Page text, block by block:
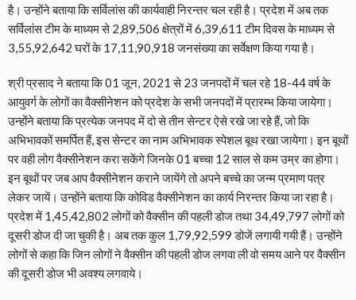
है। उन्होंने बताया कि सर्विलांस की कार्यवाही निरन्तर चल रही है। प्रदेश में अब तक
सर्विलांस टीम के माध्यम से 2,89,506 क्षेत्रों में 6,39,611 टीम दिवस के माध्यम से
3,55,92,642 घरों के 17,11,90,918 जनसंख्या का सर्वेक्षण किया गया है।
श्री प्रसाद ने बताया कि 01 जून, 2021 से 23 जनपदों में चल रहे 18-44 वर्ष के
आयुवर्ग के लोगों का वैक्सीनेशन को प्रदेश के सभी जनपदों में प्रारम्भ किया जायेगा।
उन्होंने बताया कि प्रत्येक जनपद में दो से तीन सेन्टर ऐसे रखे जा रहे हैं, जो कि
अभिभावकों समर्पित हैं, इस सेन्टर का नाम अभिभावक स्पेशल बूथ रखा जायेगा। इन बूथों
पर वही लोग वैक्सीनेशन करा सकेंगे जिनके 01 बच्चा 12 साल से कम उम्र का होगा।
इन बूथों पर जब आप वैक्सीनेशन कराने जायेंगे तो अपने बच्चे का जन्म प्रमाण पत्र
लेकर जायें। उन्होंने बताया कि कोविड वैक्सीनेशन का कार्य निरन्तर किया जा रहा है।
प्रदेश में 1,45,42,802 लोगों को वैक्सीन की पहली डोज तथा 34,49,797 लोगों को
दूसरी डोज दी जा चुकी है। अब तक कुल 1,79,92,599 डोजें लगायी गयी हैं। उन्होंने
लोगों से कहा कि जिन लोगों ने वैक्सीन की पहली डोज लगवा ली वो समय आने पर वैक्सीन
की दूसरी डोज भी अवश्य लगवाये।